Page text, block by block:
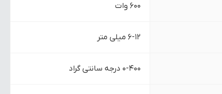
600 وات
6-12 میلی متر
0-400 درجه سانتی گراد